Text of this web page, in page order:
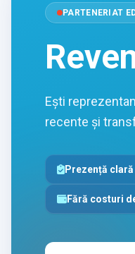
PARTENERIAT
Ești
recente și
Prezență
Fără costuri